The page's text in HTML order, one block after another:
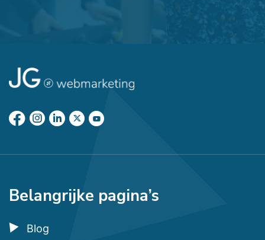
Belangrijke pagina’s
Blog